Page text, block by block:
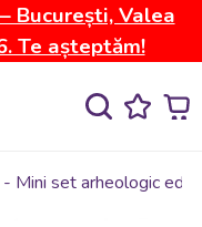
București, Valea
Te așteptăm!
Mini set arheologic